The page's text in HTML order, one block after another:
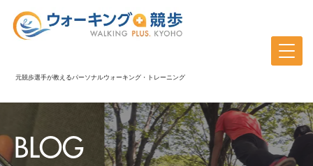
元競歩選手が教えるパーソナルウォーキング・トレーニング
BLOG